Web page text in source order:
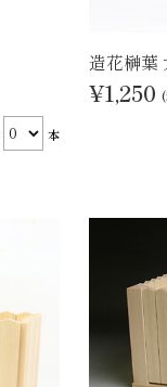
本
造花榊葉
¥1,250